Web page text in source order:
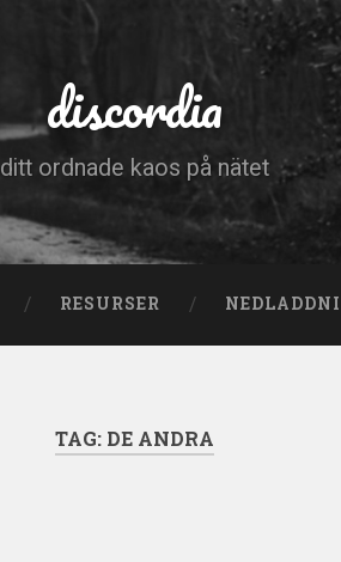
discordia
ditt ordnade kaos på nätet
RESURSER
TAG: DE ANDRA